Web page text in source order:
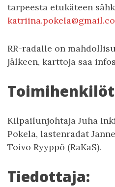
tarpeesta etukäteen
RR-radalle on
jälkeen, karttoja saa
Kilpailunjohtaja Juha
Pokela, lastenradat
Toivo Ryyppö (RaKaS).
Tiedottaja: